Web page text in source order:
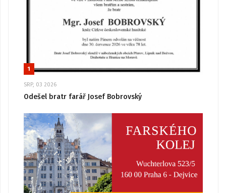
1
SRP, 03 2026
Odešel bratr farář Josef Bobrovský